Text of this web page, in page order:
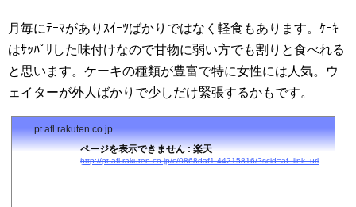
月毎にﾃｰﾏがありｽｲｰﾂばかりではなく軽食もあります。ｹｰｷ
はｻｯﾊﾟﾘした味付けなので甘物に弱い方でも割りと食べれる
と思います。ケーキの種類が豊富で特に女性には人気。ウ
ェイターが外人ばかりで少しだけ緊張するかもです。
pt.afl.rakuten.co.jp
ページを表示できません : 楽天